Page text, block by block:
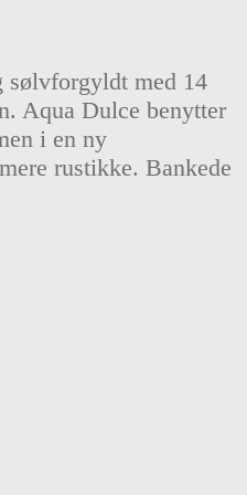
sølvforgyldt med 14
Aqua Dulce benytter
i en ny
rustikke. Bankede